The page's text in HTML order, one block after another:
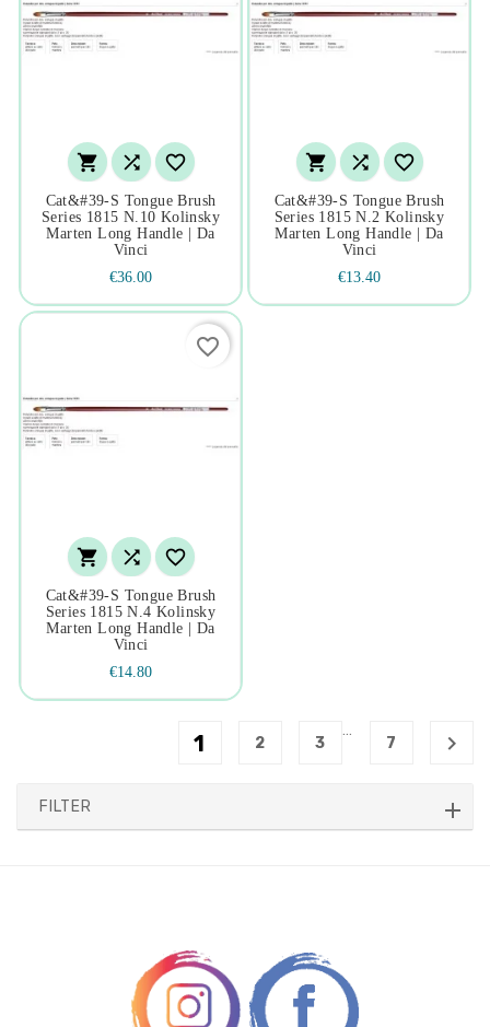
  
Cat&#39-S Tongue Brush
Series 1815 N.10 Kolinsky
Marten Long Handle | Da
Vinci
€36.00
  
Cat&#39-S Tongue Brush
Series 1815 N.2 Kolinsky
Marten Long Handle | Da
Vinci
€13.40
  
Cat&#39-S Tongue Brush
Series 1815 N.4 Kolinsky
Marten Long Handle | Da
Vinci
€14.80
favorite_border
1 2 3
…
7 
FILTER